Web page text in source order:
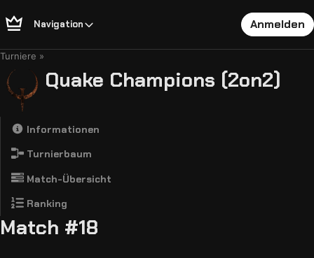
Navigation Anmelden
Turniere
Quake Champions (2on2)
Informationen
Turnierbaum
Match-Übersicht
Ranking
Match #18